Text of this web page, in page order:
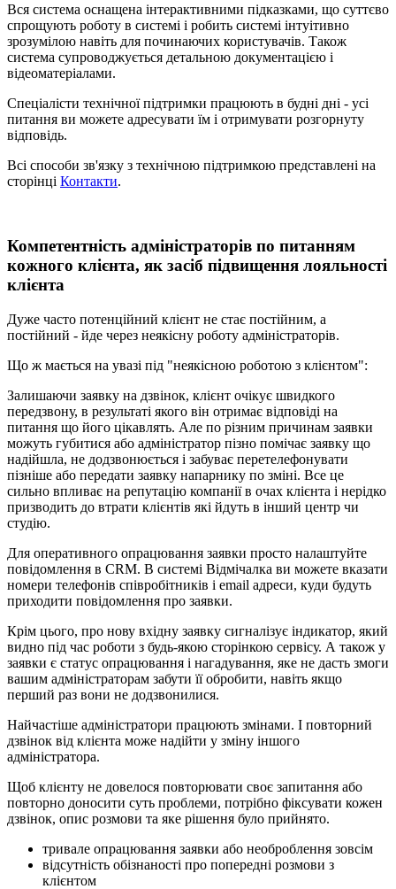
Вся система оснащена інтерактивними підказками, що суттєво
спрощують роботу в системі і робить системі інтуітивно
зрозумілою навіть для починаючих користувачів. Також
система супроводжується детальною документацією і
відеоматеріалами.
Спеціалісти технічної підтримки працюють в будні дні - усі
питання ви можете адресувати їм і отримувати розгорнуту
відповідь.
Всі способи зв'язку з технічною підтримкою представлені на
сторінці Контакти.
Компетентність адміністраторів по питанням
кожного клієнта, як засіб підвищення лояльності
клієнта
Дуже часто потенційний клієнт не стає постійним, а
постійний - йде через неякісну роботу адміністраторів.
Що ж мається на увазі під "неякісною роботою з клієнтом":
Залишаючи заявку на дзвінок, клієнт очікує швидкого
передзвону, в результаті якого він отримає відповіді на
питання що його цікавлять. Але по різним причинам заявки
можуть губитися або адміністратор пізно помічає заявку що
надійшла, не додзвонюється і забуває перетелефонувати
пізніше або передати заявку напарнику по зміні. Все це
сильно впливає на репутацію компанії в очах клієнта і нерідко
призводить до втрати клієнтів які йдуть в інший центр чи
студію.
Для оперативного опрацювання заявки просто налаштуйте
повідомлення в CRM. В системі Відмічалка ви можете вказати
номери телефонів співробітників і email адреси, куди будуть
приходити повідомлення про заявки.
Крім цього, про нову вхідну заявку сигналізує індикатор, який
видно під час роботи з будь-якою сторінкою сервісу. А також у
заявки є статус опрацювання і нагадування, яке не дасть змоги
вашим адміністраторам забути її обробити, навіть якщо
перший раз вони не додзвонилися.
Найчастіше адміністратори працюють змінами. І повторний
дзвінок від клієнта може надійти у зміну іншого
адміністратора.
Щоб клієнту не довелося повторювати своє запитання або
повторно доносити суть проблеми, потрібно фіксувати кожен
дзвінок, опис розмови та яке рішення було прийнято.
тривале опрацювання заявки або необроблення зовсім
відсутність обізнаності про попередні розмови з
клієнтом